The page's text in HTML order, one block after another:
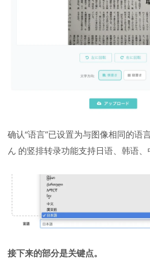
确认“语言”已设置为与图像相同的语
ん 的竖排转录功能支持日语、韩语、
接下来的部分是关键点。